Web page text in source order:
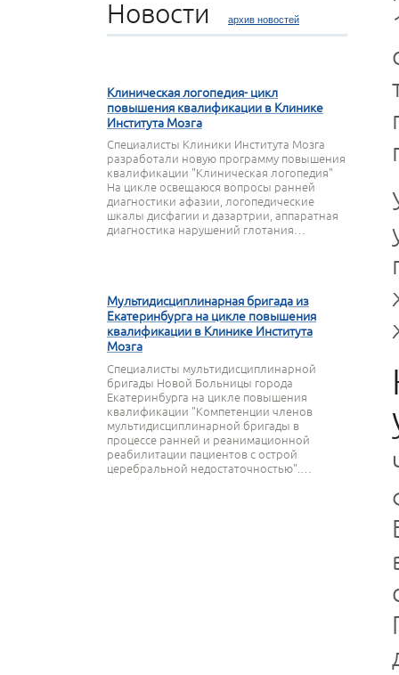
Новости архив новостей
Клиническая логопедия- цикл
повышения квалификации в Клинике
Института Мозга
Специалисты Клиники Института Мозга
разработали новую программу повышения
квалификации "Клиническая логопедия"
На цикле освещаюся вопросы ранней
диагностики афазии, логопедические
шкалы дисфагии и дазартрии, аппаратная
диагностика нарушений глотания…
Мультидисциплинарная бригада из
Екатеринбурга на цикле повышения
квалификации в Клинике Института
Мозга
Специалисты мультидисциплинарной
бригады Новой Больницы города
Екатеринбурга на цикле повышения
квалификации "Компетенции членов
мультидисциплинарной бригады в
процессе ранней и реанимационной
реабилитации пациентов с острой
церебральной недостаточностью".…